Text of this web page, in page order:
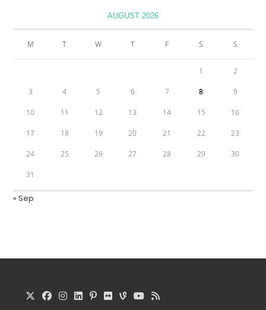
AUGUST 2026
M T W T F S S
1 2
3 4 5 6 7 8 9
10 11 12 13 14 15 16
17 18 19 20 21 22 23
24 25 26 27 28 29 30
31
« Sep